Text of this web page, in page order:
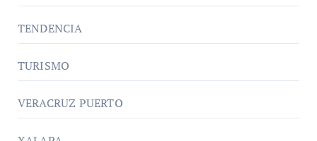
TENDENCIA
TURISMO
VERACRUZ PUERTO